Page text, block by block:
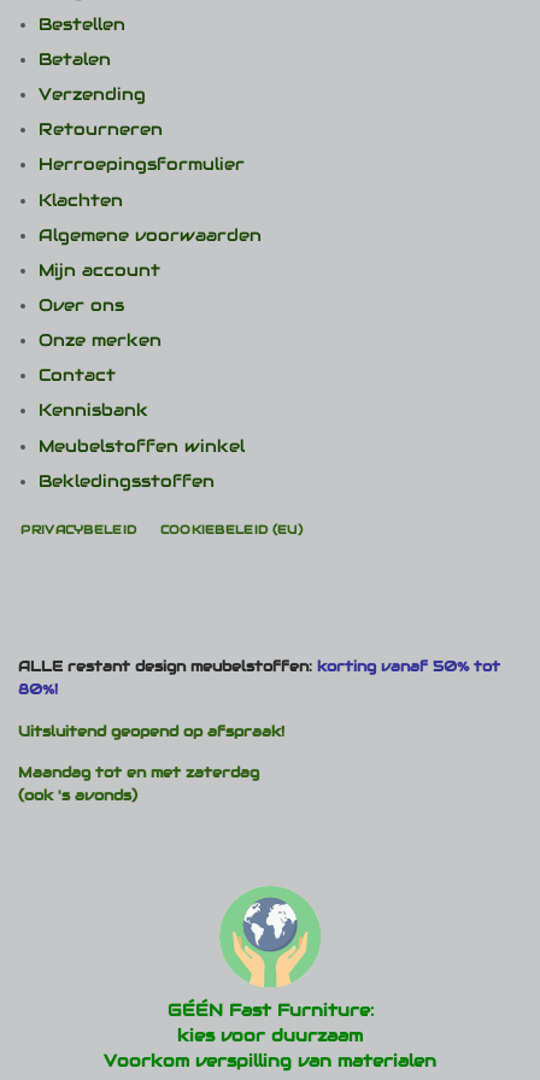
Bestellen
Betalen
Verzending
Retourneren
Herroepingsformulier
Klachten
Algemene voorwaarden
Mijn account
Over ons
Onze merken
Contact
Kennisbank
Meubelstoffen winkel
Bekledingsstoffen
PRIVACYBELEID COOKIEBELEID (EU)
ALLE restant design meubelstoffen: korting vanaf 50% tot
80%!
Uitsluitend geopend op afspraak!
Maandag tot en met zaterdag
(ook 's avonds)
GÉÉN Fast Furniture:
kies voor duurzaam
Voorkom verspilling van materialen